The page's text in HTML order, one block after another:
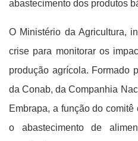
abastecimento dos produtos
O Ministério da Agricultura,
crise para monitorar os
produção agrícola. Formado
da Conab, da Companhia
Embrapa, a função do
o abastecimento de